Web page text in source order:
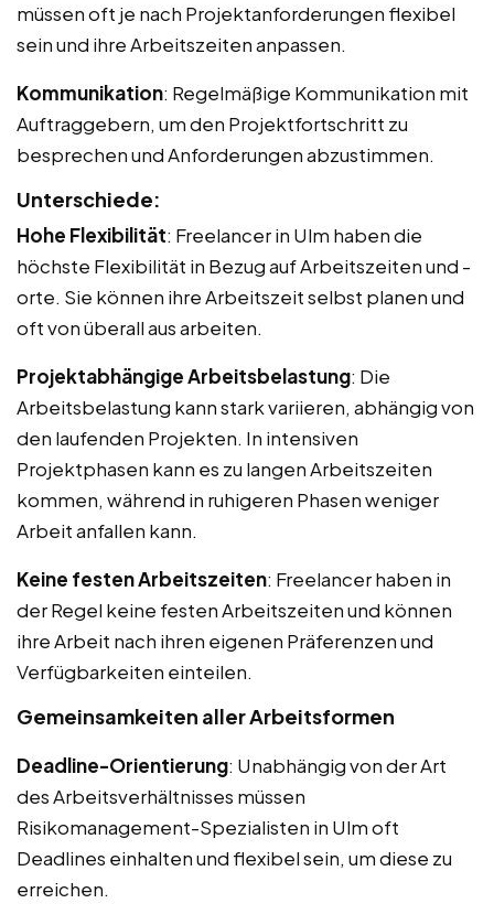
müssen oft je nach Projektanforderungen flexibel
sein und ihre Arbeitszeiten anpassen.
Kommunikation: Regelmäßige Kommunikation mit
Auftraggebern, um den Projektfortschritt zu
besprechen und Anforderungen abzustimmen.
Unterschiede:
Hohe Flexibilität: Freelancer in Ulm haben die
höchste Flexibilität in Bezug auf Arbeitszeiten und -
orte. Sie können ihre Arbeitszeit selbst planen und
oft von überall aus arbeiten.
Projektabhängige Arbeitsbelastung: Die
Arbeitsbelastung kann stark variieren, abhängig von
den laufenden Projekten. In intensiven
Projektphasen kann es zu langen Arbeitszeiten
kommen, während in ruhigeren Phasen weniger
Arbeit anfallen kann.
Keine festen Arbeitszeiten: Freelancer haben in
der Regel keine festen Arbeitszeiten und können
ihre Arbeit nach ihren eigenen Präferenzen und
Verfügbarkeiten einteilen.
Gemeinsamkeiten aller Arbeitsformen
Deadline-Orientierung: Unabhängig von der Art
des Arbeitsverhältnisses müssen
Risikomanagement-Spezialisten in Ulm oft
Deadlines einhalten und flexibel sein, um diese zu
erreichen.